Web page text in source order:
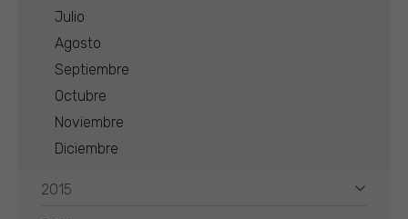
Julio
Agosto
Septiembre
Octubre
Noviembre
Diciembre
2015